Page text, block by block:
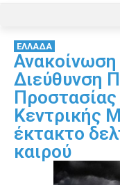
ΕΛΛΑΔΑ
Διεύθυνση
Κεντρικής
έκτακτο
καιρού